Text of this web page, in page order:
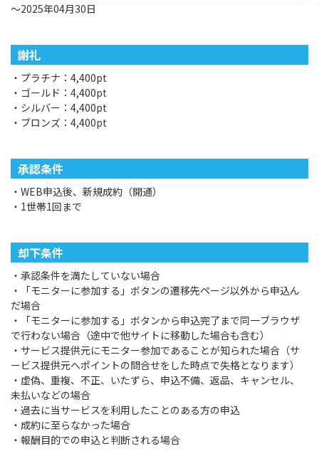
～2025年04月30日
謝礼
・プラチナ：4,400pt
・ゴールド：4,400pt
・シルバー：4,400pt
・ブロンズ：4,400pt
承認条件
・WEB申込後、新規成約（開通）
・1世帯1回まで
却下条件
・承認条件を満たしていない場合
・「モニターに参加する」ボタンの遷移先ページ以外から申込ん
だ場合
・「モニターに参加する」ボタンから申込完了まで同一ブラウザ
で行わない場合（途中で他サイトに移動した場合も含む）
・サービス提供元にモニター参加であることが知られた場合（サ
ービス提供元へポイントの問合せをした時点で失格となります）
・虚偽、重複、不正、いたずら、申込不備、返品、キャンセル、
未払いなどの場合
・過去に当サービスを利用したことのある方の申込
・成約に至らなかった場合
・報酬目的での申込と判断される場合